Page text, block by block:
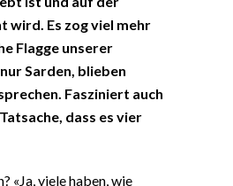
wird. Es zog viel mehr
Flagge unserer
Sarden, blieben
Fasziniert auch
dass es vier
«Ja, viele haben, wie